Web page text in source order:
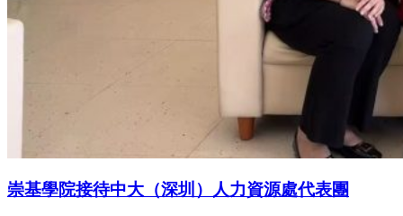
崇基學院接待中大（深圳）人力資源處代表團